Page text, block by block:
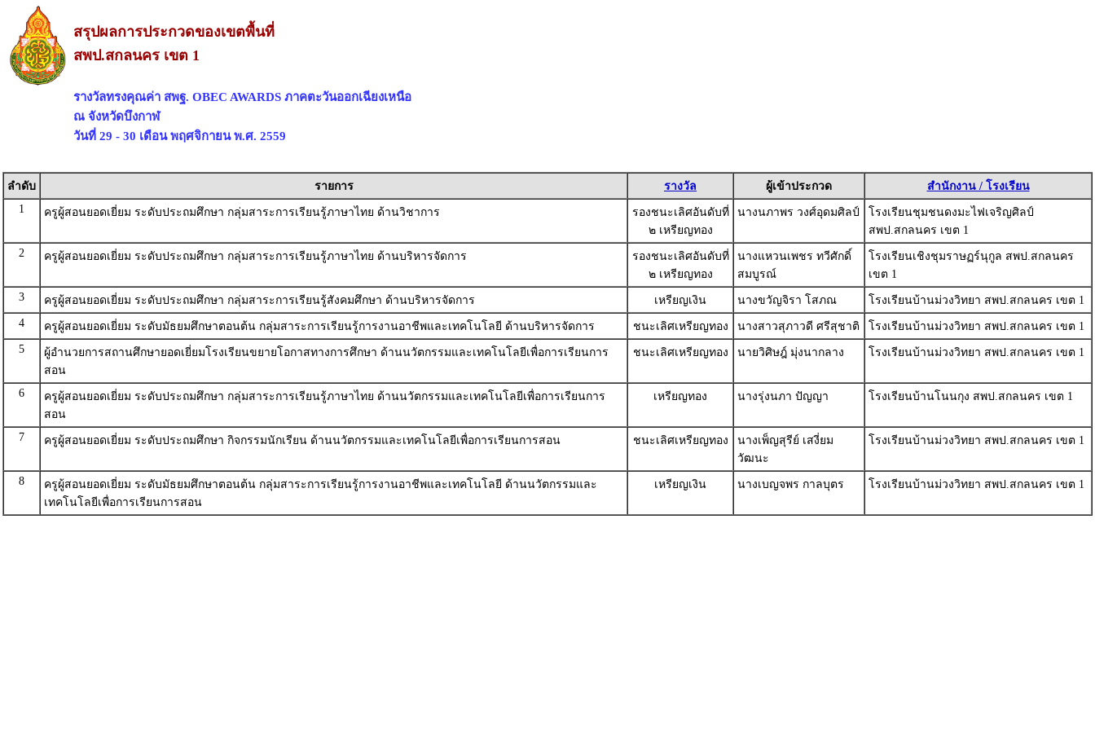
สรุปผลการประกวดของเขตพื้นที่
สพป.สกลนคร เขต 1
รางวัลทรงคุณค่า สพฐ. OBEC AWARDS ภาคตะวันออกเฉียงเหนือ
ณ จังหวัดบึงกาฬ
วันที่ 29 - 30 เดือน พฤศจิกายน พ.ศ. 2559
ลำดับ รายการ รางวัล ผู้เข้าประกวด
สำนักงาน / โรงเรียน
1
ครูผู้สอนยอดเยี่ยม ระดับประถมศึกษา กลุ่มสาระการเรียนรู้ภาษาไทย ด้านวิชาการ
รองชนะเลิศอันดับที่
๒ เหรียญทอง
นางนภาพร วงศ์อุดมศิลป์
โรงเรียนชุมชนดงมะไฟเจริญศิลป์
สพป.สกลนคร เขต 1
2
ครูผู้สอนยอดเยี่ยม ระดับประถมศึกษา กลุ่มสาระการเรียนรู้ภาษาไทย ด้านบริหารจัดการ
รองชนะเลิศอันดับที่
๒ เหรียญทอง
นางแหวนเพชร ทวีศักดิ์
สมบูรณ์
โรงเรียนเชิงชุมราษฏร์นุกูล สพป.สกลนคร
เขต 1
3
ครูผู้สอนยอดเยี่ยม ระดับประถมศึกษา กลุ่มสาระการเรียนรู้สังคมศึกษา ด้านบริหารจัดการ เหรียญเงิน นางขวัญจิรา โสภณ
โรงเรียนบ้านม่วงวิทยา สพป.สกลนคร เขต 1
4
ครูผู้สอนยอดเยี่ยม ระดับมัธยมศึกษาตอนต้น กลุ่มสาระการเรียนรู้การงานอาชีพและเทคโนโลยี ด้านบริหารจัดการ ชนะเลิศเหรียญทอง นางสาวสุภาวดี ศรีสุชาติ
โรงเรียนบ้านม่วงวิทยา สพป.สกลนคร เขต 1
5
ผู้อำนวยการสถานศึกษายอดเยี่ยมโรงเรียนขยายโอกาสทางการศึกษา ด้านนวัตกรรมและเทคโนโลยีเพื่อการเรียนการ
สอน
ชนะเลิศเหรียญทอง นายวิศิษฎ์ มุ่งนากลาง โรงเรียนบ้านม่วงวิทยา สพป.สกลนคร เขต 1
6
ครูผู้สอนยอดเยี่ยม ระดับประถมศึกษา กลุ่มสาระการเรียนรู้ภาษาไทย ด้านนวัตกรรมและเทคโนโลยีเพื่อการเรียนการ
สอน
เหรียญทอง นางรุ่งนภา ปัญญา โรงเรียนบ้านโนนกุง สพป.สกลนคร เขต 1
7 ครูผู้สอนยอดเยี่ยม ระดับประถมศึกษา กิจกรรมนักเรียน ด้านนวัตกรรมและเทคโนโลยีเพื่อการเรียนการสอน ชนะเลิศเหรียญทอง
นางเพ็ญสุรีย์ เสงี่ยม
วัฒนะ
โรงเรียนบ้านม่วงวิทยา สพป.สกลนคร เขต 1
8
ครูผู้สอนยอดเยี่ยม ระดับมัธยมศึกษาตอนต้น กลุ่มสาระการเรียนรู้การงานอาชีพและเทคโนโลยี ด้านนวัตกรรมและ
เทคโนโลยีเพื่อการเรียนการสอน
เหรียญเงิน นางเบญจพร กาลบุตร โรงเรียนบ้านม่วงวิทยา สพป.สกลนคร เขต 1